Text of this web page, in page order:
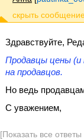
Здравствуйте,
Продавцы цены (и
на продавцов.
Но ведь
С уважением,
[Показать все